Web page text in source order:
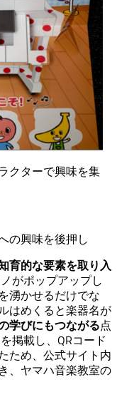
クターで興味を集
の興味を後押し
育的な要素を取り入
がポップアップし
湧かせるだけでな
はめくると楽器名が
学びにもつながる点
掲載し、QRコード
ため、公式サイト内
、ヤマハ音楽教室の